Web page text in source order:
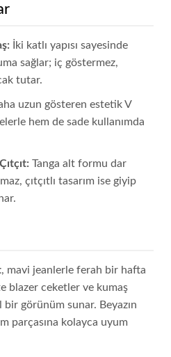
İki katlı yapısı sayesinde
sağlar; iç göstermez,
tutar.
uzun gösteren estetik V
hem de sade kullanımda
Tanga alt formu dar
çıtçıtlı tasarım ise giyip
, mavi jeanlerle ferah bir hafta
blazer ceketler ve kumaş
görünüm sunar. Beyazın
parçasına kolayca uyum